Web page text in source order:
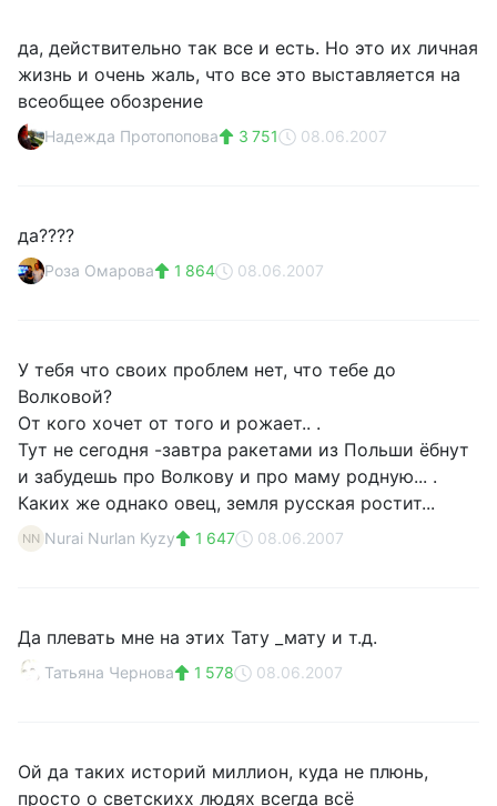
да, действительно так все и есть. Но это их личная
жизнь и очень жаль, что все это выставляется на
всеобщее обозрение
Надежда Протопопова 3 751 08.06.2007
да????
Роза Омарова 1 864 08.06.2007
У тебя что своих проблем нет, что тебе до
Волковой?
От кого хочет от того и рожает.. .
Тут не сегодня -завтра ракетами из Польши ёбнут
и забудешь про Волкову и про маму родную... .
Каких же однако овец, земля русская ростит...
NN Nurai Nurlan Kyzy 1 647 08.06.2007
Да плевать мне на этих Тату _мату и т.д.
Татьяна Чернова 1 578 08.06.2007
Ой да таких историй миллион, куда не плюнь,
просто о светскихх людях всегда всё